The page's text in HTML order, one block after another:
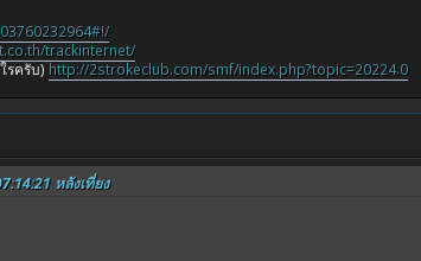
trackinternet/
รครับ) http://2strokeclub.com/smf/index.php?topic=20224.0
หลังเที่ยง